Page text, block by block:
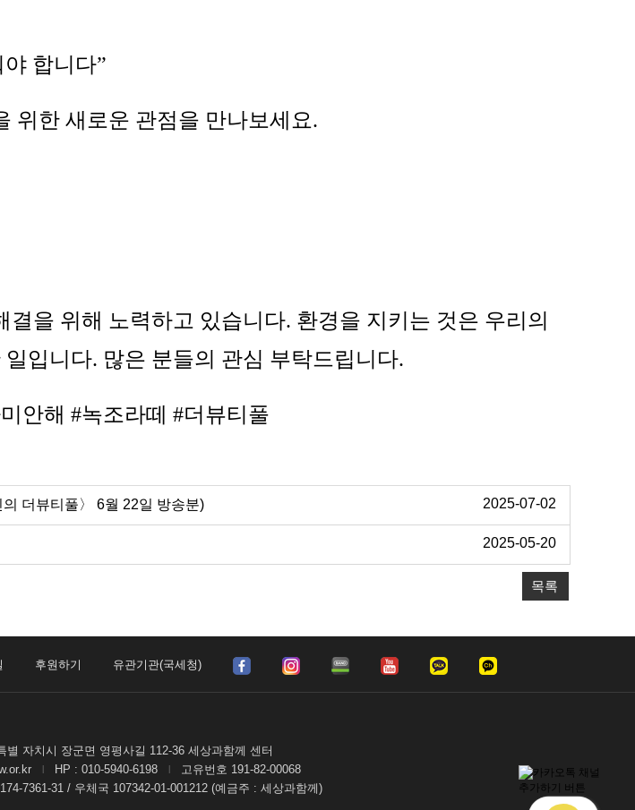
합니다”
위한 새로운 관점을 만나보세요.
을 위해 노력하고 있습니다. 환경을 지키는 것은 우리의
입니다. 많은 분들의 관심 부탁드립니다.
안해 #녹조라떼 #더뷰티풀
의 더뷰티풀〉 6월 22일 방송분) 2025-07-02
2025-05-20
목록
후원하기 유관기관(국세청)
별 자치시 장군면 영평사길 112-36 세상과함께 센터
HP : 010-5940-6198
고유번호 191-82-00068
7361-31 / 우체국 107342-01-001212 (예금주 : 세상과함께)